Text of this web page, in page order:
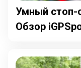
Умный стоп-
Обзор